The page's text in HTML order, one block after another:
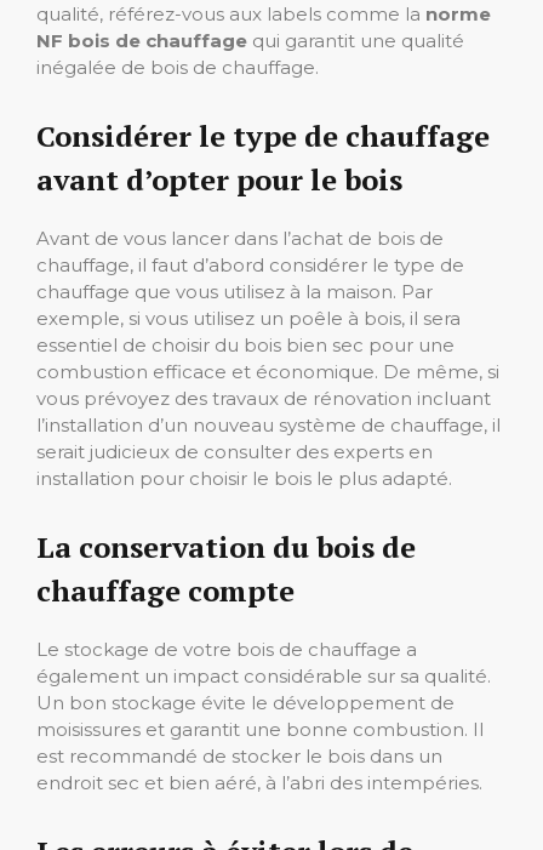
qualité, référez-vous aux labels comme la norme
NF bois de chauffage qui garantit une qualité
inégalée de bois de chauffage.
Considérer le type de chauffage
avant d’opter pour le bois
Avant de vous lancer dans l’achat de bois de
chauffage, il faut d’abord considérer le type de
chauffage que vous utilisez à la maison. Par
exemple, si vous utilisez un poêle à bois, il sera
essentiel de choisir du bois bien sec pour une
combustion efficace et économique. De même, si
vous prévoyez des travaux de rénovation incluant
l’installation d’un nouveau système de chauffage, il
serait judicieux de consulter des experts en
installation pour choisir le bois le plus adapté.
La conservation du bois de
chauffage compte
Le stockage de votre bois de chauffage a
également un impact considérable sur sa qualité.
Un bon stockage évite le développement de
moisissures et garantit une bonne combustion. Il
est recommandé de stocker le bois dans un
endroit sec et bien aéré, à l’abri des intempéries.